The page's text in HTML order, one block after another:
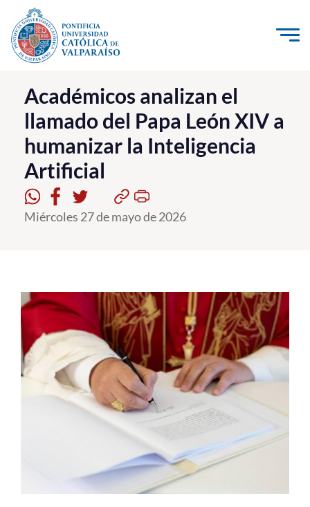
Click acá para ir directamente al contenido
La Universidad
Investigación, Creación e Innovación
PUCV Internacional
Vinculación con el Medio
Admisión
Formación Continua
Estudiantes
Académicos
Funcionarios
Académicos analizan el
llamado del Papa León XIV a
humanizar la Inteligencia
Artificial
Miércoles 27 de mayo de 2026